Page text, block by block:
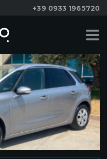
+39 0933 1965720